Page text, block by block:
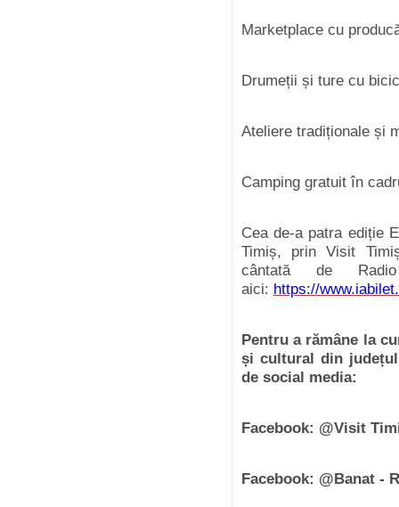
Marketplace cu
Drumeții și ture cu
Ateliere tradiționale și
Camping gratuit în
Cea de-a patra ediție
Timiș, prin Visit
cântată de
aici: https://
Pentru a rămâne la
și cultural din
de social media:
Facebook: @Visit
Facebook: @Banat -